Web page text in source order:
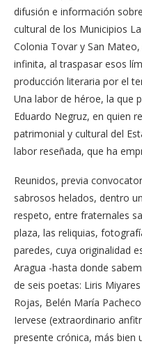
difusión e información
cultural de los Municipios
Colonia Tovar y San
infinita, al traspasar esos
producción literaria por el
Una labor de héroe, la que
Eduardo Negruz, en quien
patrimonial y cultural del
labor reseñada, que ha
Reunidos, previa
sabrosos helados, dentro
respeto, entre fraternales
plaza, las reliquias,
paredes, cuya originalidad
Aragua -hasta donde
de seis poetas: Liris
Rojas, Belén María
Iervese (extraordinario
presente crónica, más bien